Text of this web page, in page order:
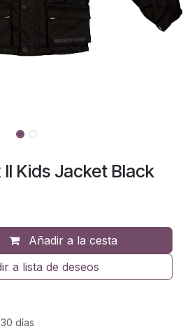
Kids Jacket Black
Añadir a la cesta
a lista de deseos
días